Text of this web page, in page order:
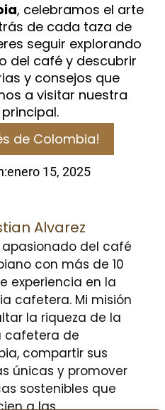
, celebramos el arte
de cada taza de
seguir explorando
del café y descubrir
y consejos que
a visitar nuestra
de Colombia!
enero 15, 2025
Alvarez
apasionado del café
con más de 10
experiencia en la
cafetera. Mi misión
la riqueza de la
cafetera de
compartir sus
únicas y promover
sostenibles que